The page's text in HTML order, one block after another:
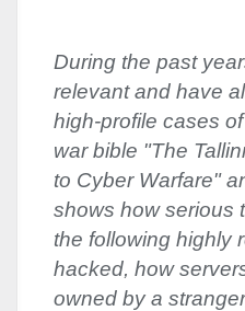
During the past
relevant and have
high-profile cases
war bible "The
to Cyber Warfare"
shows how serious
the following highly
hacked, how
owned by a